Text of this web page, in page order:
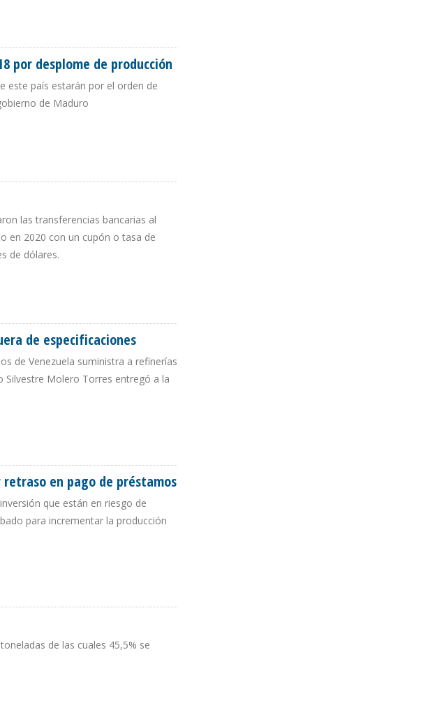
por desplome de producción
este país estarán por el orden de
de Maduro
las transferencias bancarias al
en 2020 con un cupón o tasa de
de dólares.
de especificaciones
de Venezuela suministra a refinerías
Silvestre Molero Torres entregó a la
en pago de préstamos
que están en riesgo de
para incrementar la producción
de las cuales 45,5% se